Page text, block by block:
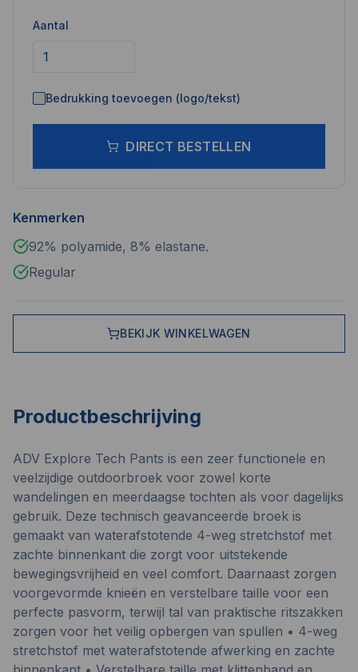
Aantal
Bedrukking toevoegen (logo/tekst)
DIRECT BESTELLEN
Kenmerken
92% polyamide, 8% elastane.
Regular
BEKIJK WINKELWAGEN
Productbeschrijving
ADV Explore Tech Pants is een zeer functionele en
veelzijdige outdoorbroek voor zowel korte
wandelingen en meerdaagse tochten als voor dagelijks
gebruik. Deze technisch geavanceerde broek is
gemaakt van waterafstotende 4-weg stretchstof met
zachte binnenkant die zorgt voor uitstekende
bewegingsvrijheid en veel comfort. Daarnaast zorgen
voorgevormde knieën en verstelbare taille voor een
perfecte pasvorm, terwijl tal van praktische ritszakken
zorgen voor het veilig opbergen van spullen • 4-weg
stretchstof met waterafstotende afwerking en zachte